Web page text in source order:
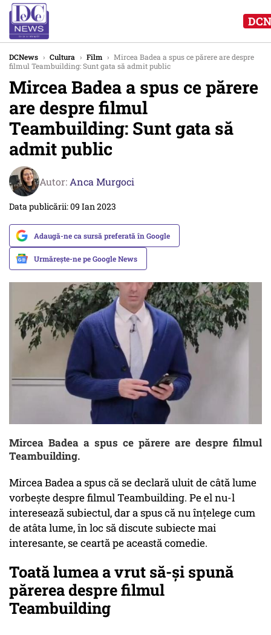
DCNews › Cultura › Film › Mircea Badea a spus ce părere are despre
filmul Teambuilding: Sunt gata să admit public
Mircea Badea a spus ce părere
are despre filmul
Teambuilding: Sunt gata să
admit public
Autor: Anca Murgoci
Data publicării: 09 Ian 2023
Adaugă-ne ca sursă preferată în Google
Urmărește-ne pe Google News
Mircea Badea a spus ce părere are despre filmul
Teambuilding.
Mircea Badea a spus că se declară uluit de câtă lume
vorbește despre filmul Teambuilding. Pe el nu-l
interesează subiectul, dar a spus că nu înțelege cum
de atâta lume, în loc să discute subiecte mai
interesante, se ceartă pe această comedie.
Toată lumea a vrut să-și spună
părerea despre filmul
Teambuilding